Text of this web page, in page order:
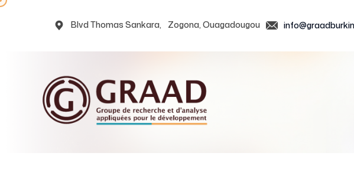
Blvd Thomas Sankara, Zogona, Ouagadougou